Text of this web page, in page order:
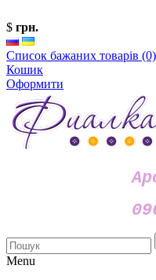
$ грн.
Список бажаних товарів (0)
Кошик
Оформити
Menu